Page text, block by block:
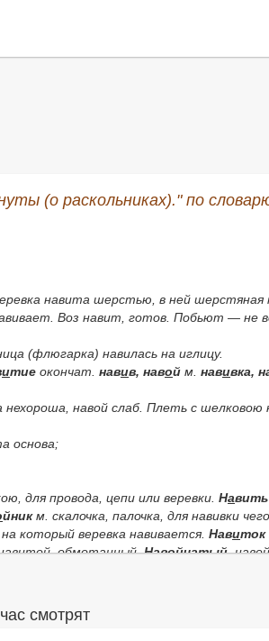
(о раскольниках)." по
навита шерстью, в ней шерстяная
Воз навит, готов. Побьют — не
(флюгарка) навилась на иглицу.
итие окончат. навив, навой м. навивка,
нехороша, навой слаб. Плеть с
основа;
для провода, цепи или веревки. Навить
йникм. скалочка, палочка, для навивки
который веревка навивается. Навиток
навитой, обмотанный.Навойчатый,
Нав и
смотрят